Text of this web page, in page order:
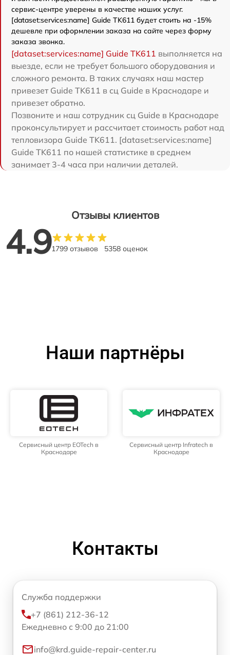
сервис-центре уверены в качестве наших услуг.
[dataset:services:name] Guide TK611 будет стоить на -15%
дешевле при оформлении заказа на сайте через форму
заказа звонка.
[dataset:services:name] Guide TK611 выполняется на
выезде, если не требует большого оборудования и
сложного ремонта. В таких случаях наш мастер
привезет Guide TK611 в сц Guide в Краснодаре и
привезет обратно.
Позвоните и наш сотрудник сц Guide в Краснодаре
проконсультирует и рассчитает стоимость работ над
тепловизора Guide TK611. [dataset:services:name]
Guide TK611 по нашей статистике в среднем
занимает 3-4 часа при наличии деталей.
Отзывы клиентов
4.91799 отзывов 5358 оценок
Наши партнёры
Сервисный центр EOTech в
Краснодаре
Сервисный центр Infratech в
Краснодаре
Контакты
Служба поддержки
+7 (861) 212-36-12
Ежедневно с 9:00 до 21:00
info@krd.guide-repair-center.ru